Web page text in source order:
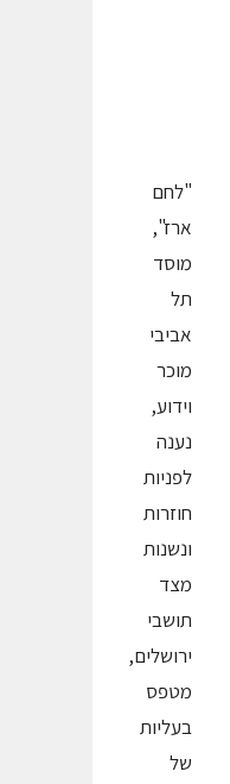
"לחם
ארז",
מוסד
תל
אביבי
מוכר
וידוע,
נענה
לפניות
חוזרות
ונשנות
מצד
תושבי
ירושלים,
מטפס
בעליות
של